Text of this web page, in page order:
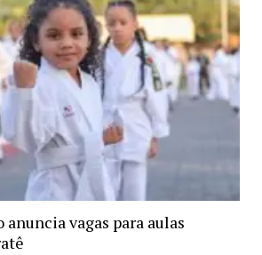
anuncia vagas para aulas